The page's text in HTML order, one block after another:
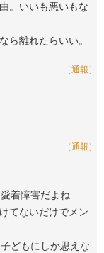
。いいも悪いもな
ら離れたらいい。
［通報］
［通報］
着障害だよね
てないだけでメン
どもにしか思えな